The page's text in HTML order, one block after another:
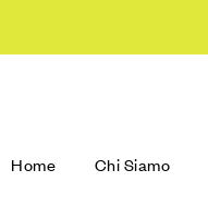
Home Chi Siamo